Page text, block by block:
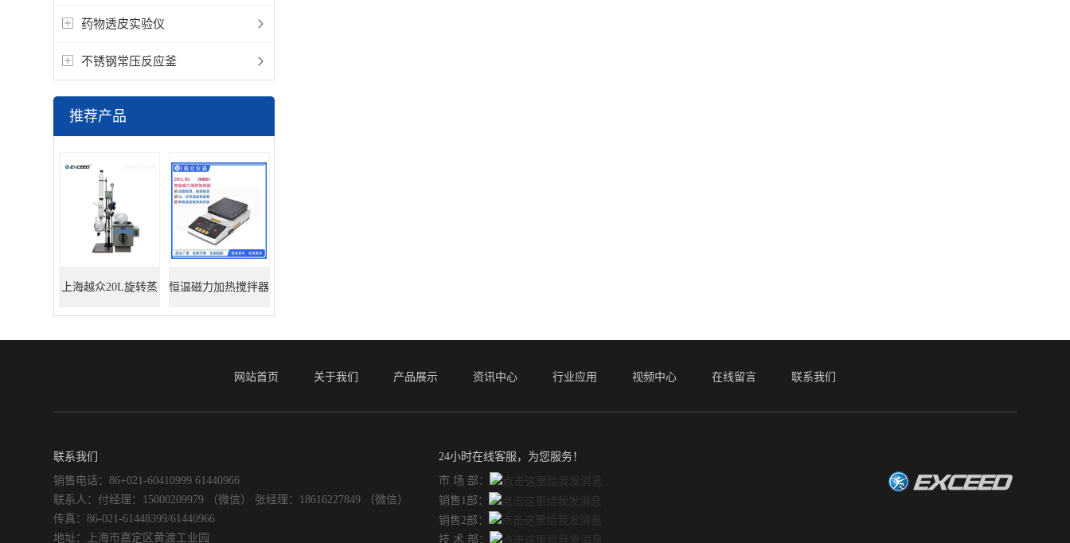
药物透皮实验仪
不锈钢常压反应釜
推荐产品
上海越众20L旋转蒸 恒温磁力加热搅拌器
网站首页 关于我们 产品展示 资讯中心 行业应用 视频中心 在线留言 联系我们
联系我们
销售电话：86+021-60410999 61440966
联系人：付经理：15000209979 （微信） 张经理：18616227849 （微信）
传真：86-021-61448399/61440966
地址：上海市嘉定区黄渡工业园
24小时在线客服，为您服务！
市 场 部：
销售1部：
销售2部：
技 术 部：